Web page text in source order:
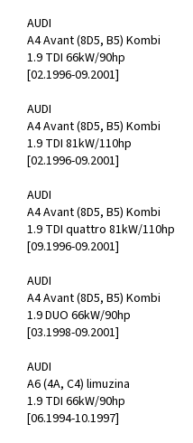
AUDI
A4 Avant (8D5, B5) Kombi
1.9 TDI 66kW/90hp
[02.1996-09.2001]
AUDI
A4 Avant (8D5, B5) Kombi
1.9 TDI 81kW/110hp
[02.1996-09.2001]
AUDI
A4 Avant (8D5, B5) Kombi
1.9 TDI quattro 81kW/110hp
[09.1996-09.2001]
AUDI
A4 Avant (8D5, B5) Kombi
1.9 DUO 66kW/90hp
[03.1998-09.2001]
AUDI
A6 (4A, C4) limuzina
1.9 TDI 66kW/90hp
[06.1994-10.1997]